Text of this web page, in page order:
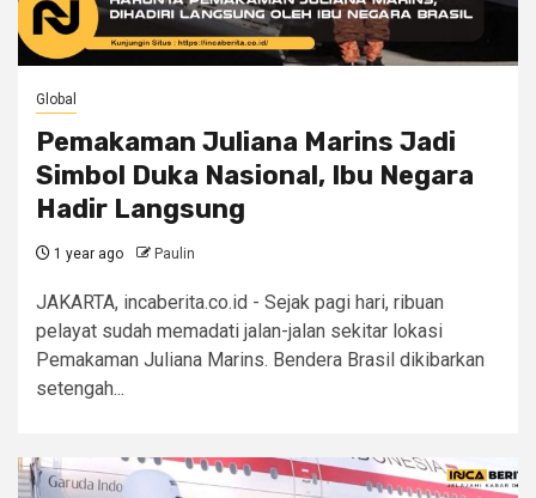
Global
Pemakaman Juliana Marins Jadi
Simbol Duka Nasional, Ibu Negara
Hadir Langsung
1 year ago Paulin
JAKARTA, incaberita.co.id - Sejak pagi hari, ribuan
pelayat sudah memadati jalan-jalan sekitar lokasi
Pemakaman Juliana Marins. Bendera Brasil dikibarkan
setengah...